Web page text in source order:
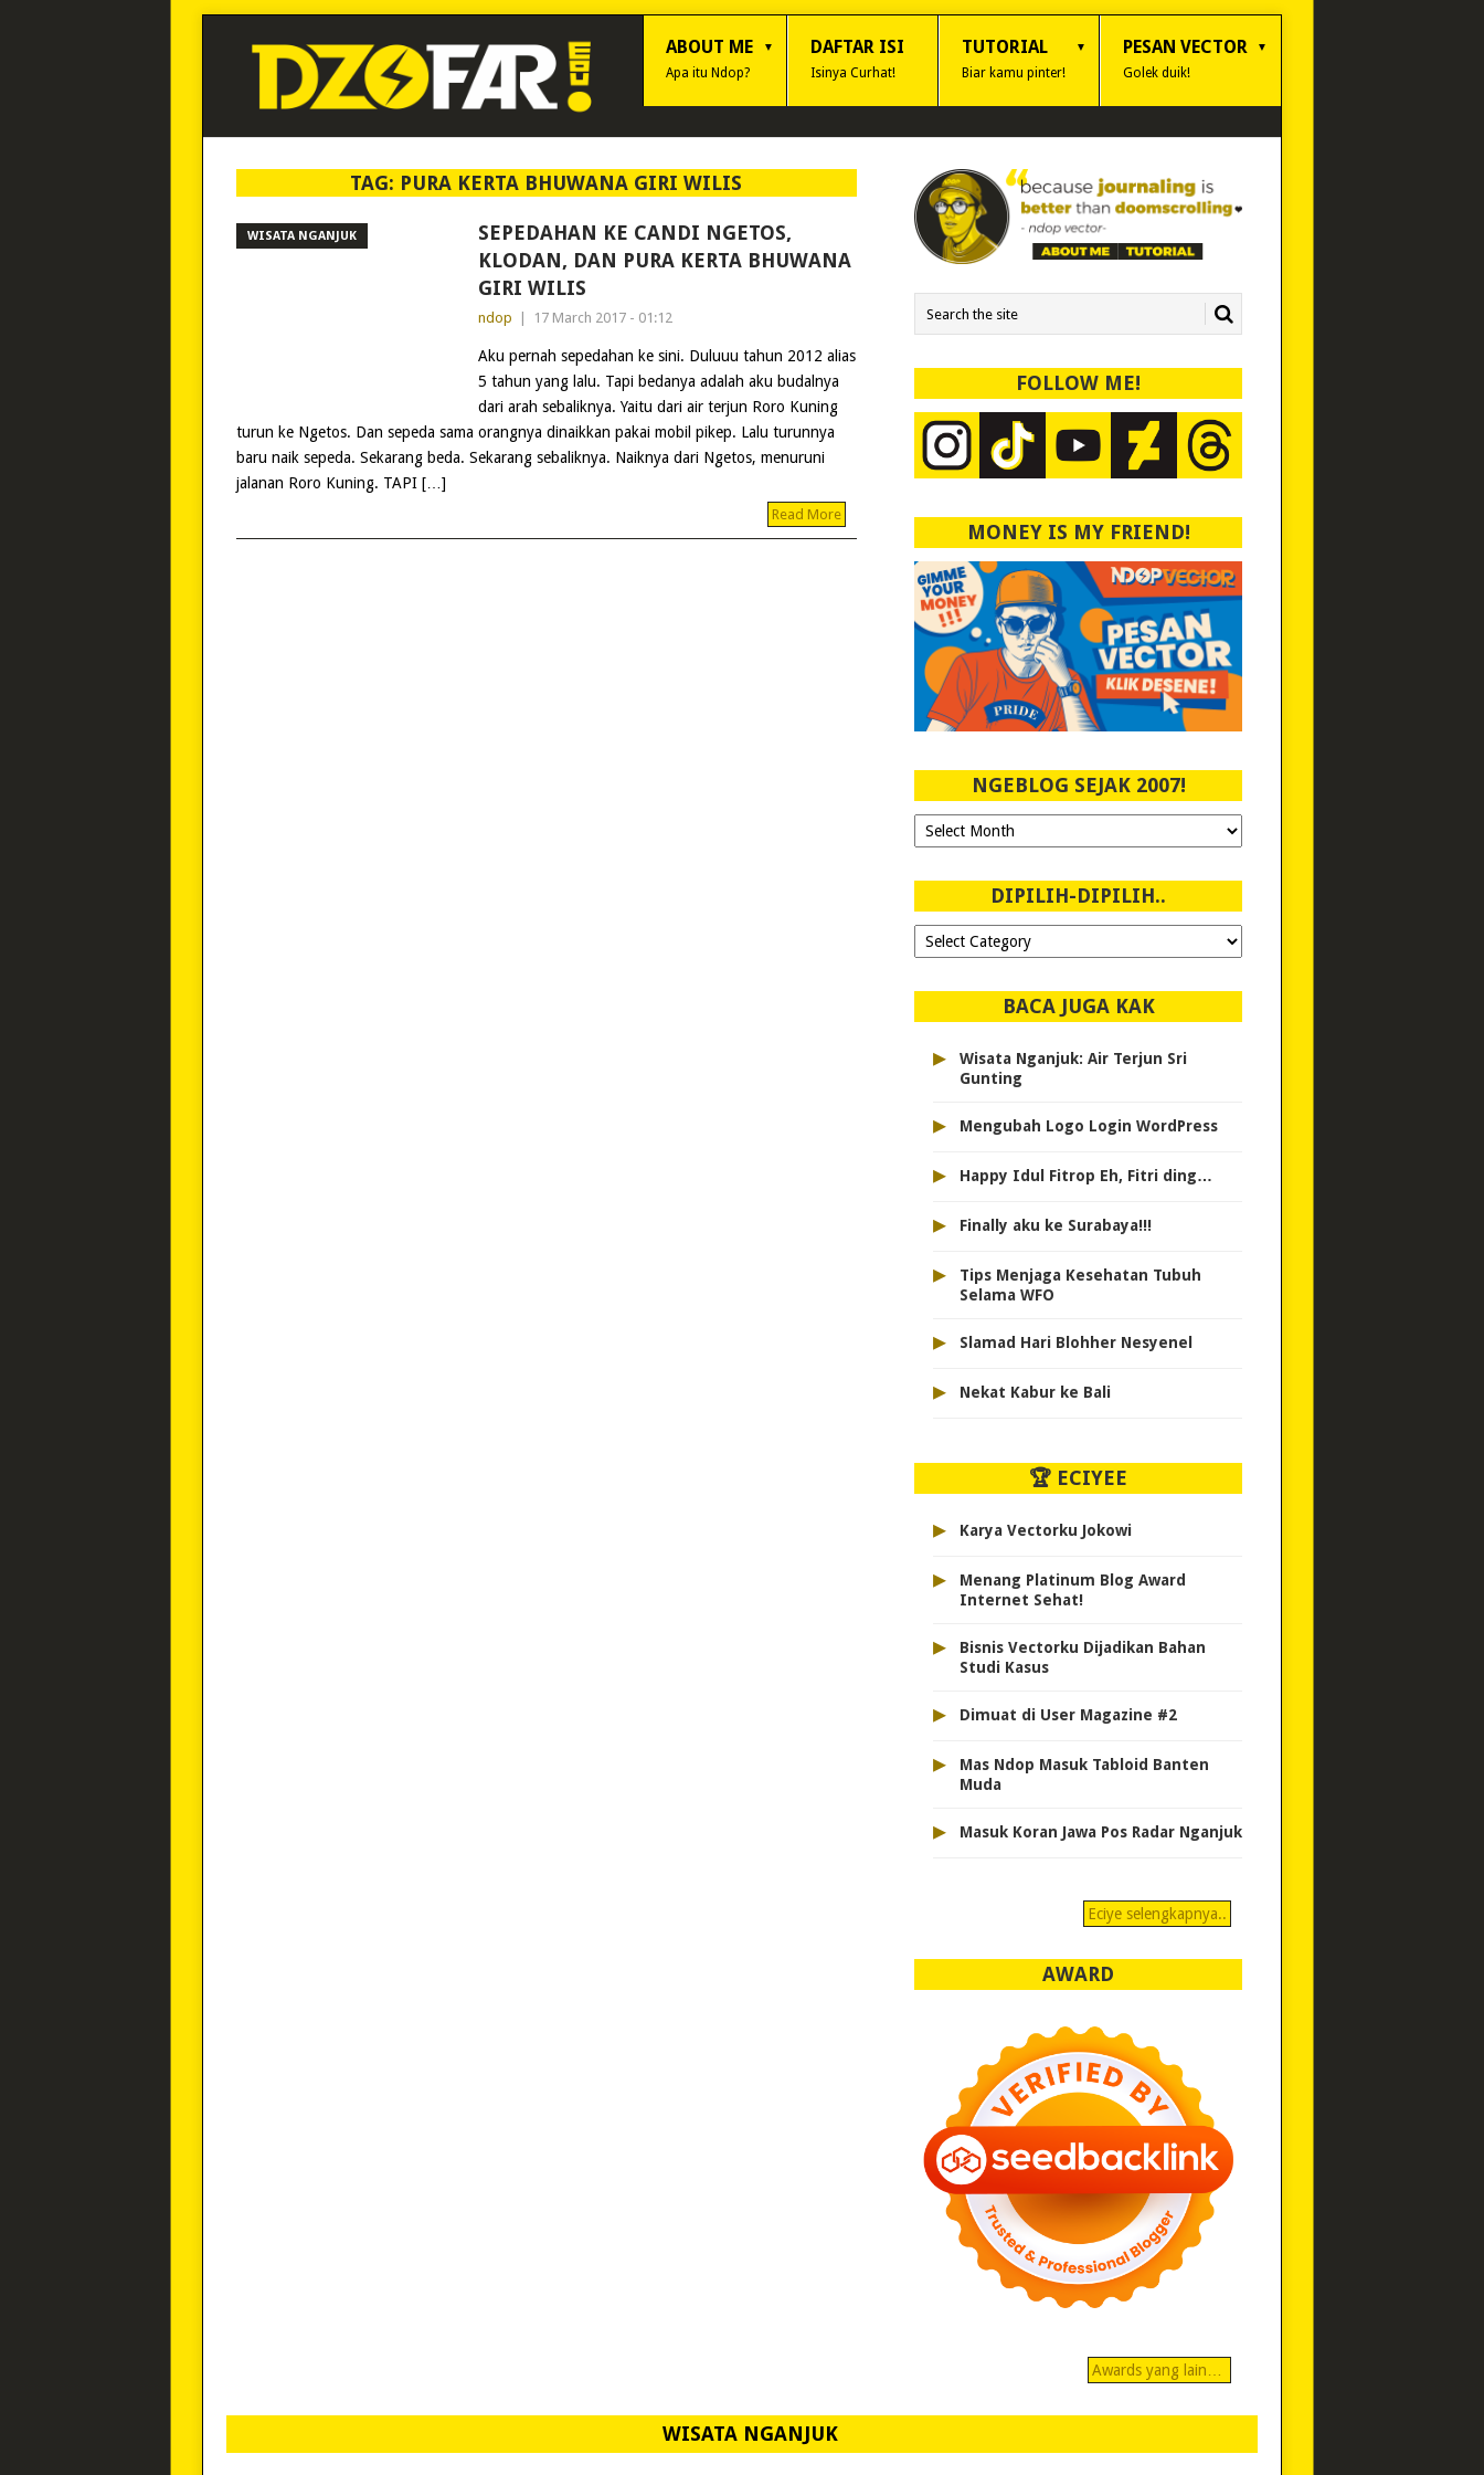
ABOUT ME
Apa itu Ndop?
DAFTAR ISI
Isinya Curhat!
TUTORIAL
Biar kamu pinter!
PESAN VECTOR
Golek duik!
TAG: PURA KERTA BHUWANA GIRI WILIS
WISATA NGANJUK
SEPEDAHAN KE CANDI NGETOS,
KLODAN, DAN PURA KERTA BHUWANA
GIRI WILIS
ndop 17 March 2017 - 01:12
Aku pernah sepedahan ke sini. Duluuu tahun 2012 alias
5 tahun yang lalu. Tapi bedanya adalah aku budalnya
dari arah sebaliknya. Yaitu dari air terjun Roro Kuning
turun ke Ngetos. Dan sepeda sama orangnya dinaikkan pakai mobil pikep. Lalu turunnya
baru naik sepeda. Sekarang beda. Sekarang sebaliknya. Naiknya dari Ngetos, menuruni
jalanan Roro Kuning. TAPI […]
Read More
FOLLOW ME!
MONEY IS MY FRIEND!
NGEBLOG SEJAK 2007!
Ngeblog
Sejak
DIPILIH-DIPILIH..
Dipilih-
dipilih..
BACA JUGA KAK
▸
Wisata Nganjuk: Air Terjun Sri
Gunting
▸ Mengubah Logo Login WordPress
▸ Happy Idul Fitrop Eh, Fitri ding…
▸ Finally aku ke Surabaya!!!
▸
Tips Menjaga Kesehatan Tubuh
Selama WFO
▸ Slamad Hari Blohher Nesyenel
▸ Nekat Kabur ke Bali
🏆 ECIYEE
▸ Karya Vectorku Jokowi
▸
Menang Platinum Blog Award
Internet Sehat!
▸
Bisnis Vectorku Dijadikan Bahan
Studi Kasus
▸ Dimuat di User Magazine #2
▸
Mas Ndop Masuk Tabloid Banten
Muda
▸ Masuk Koran Jawa Pos Radar Nganjuk
Eciye selengkapnya..
AWARD
Awards yang lain…
WISATA NGANJUK